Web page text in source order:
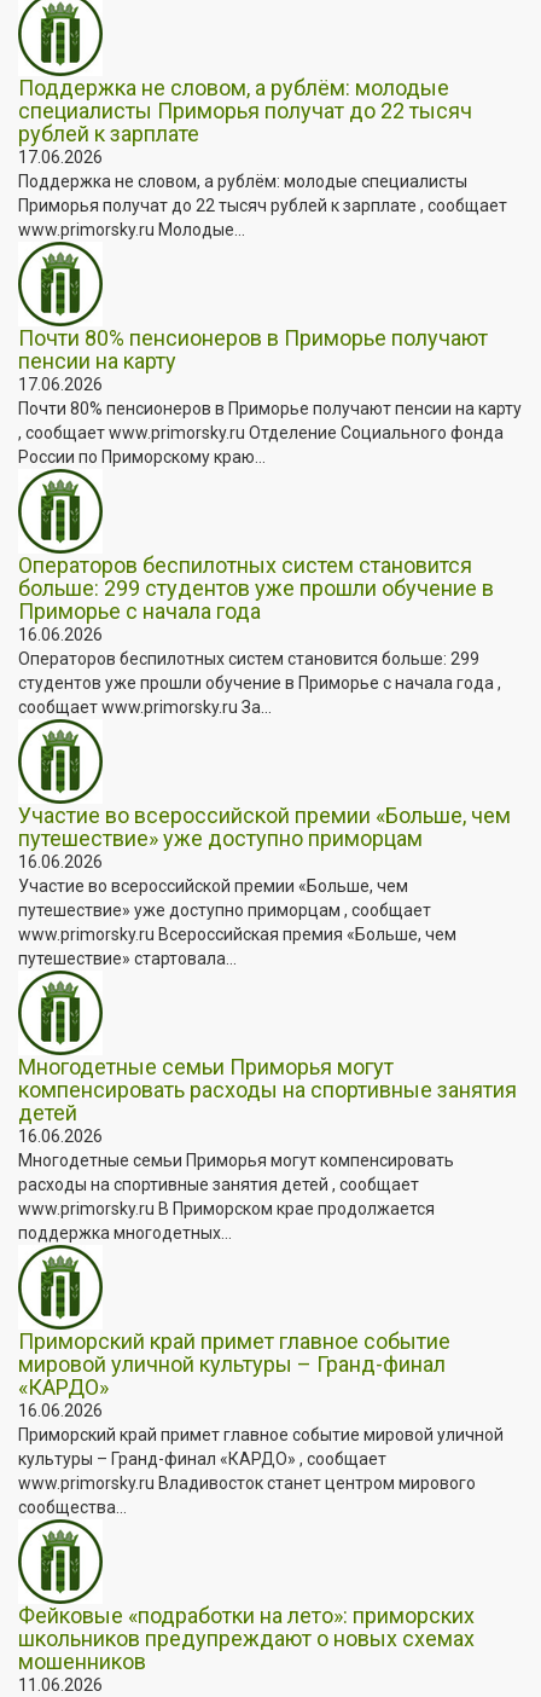
Поддержка не словом, а рублём: молодые
специалисты Приморья получат до 22 тысяч
рублей к зарплате
17.06.2026
Поддержка не словом, а рублём: молодые специалисты
Приморья получат до 22 тысяч рублей к зарплате , сообщает
www.primorsky.ru Молодые...
Почти 80% пенсионеров в Приморье получают
пенсии на карту
17.06.2026
Почти 80% пенсионеров в Приморье получают пенсии на карту
, сообщает www.primorsky.ru Отделение Социального фонда
России по Приморскому краю...
Операторов беспилотных систем становится
больше: 299 студентов уже прошли обучение в
Приморье с начала года
16.06.2026
Операторов беспилотных систем становится больше: 299
студентов уже прошли обучение в Приморье с начала года ,
сообщает www.primorsky.ru За...
Участие во всероссийской премии «Больше, чем
путешествие» уже доступно приморцам
16.06.2026
Участие во всероссийской премии «Больше, чем
путешествие» уже доступно приморцам , сообщает
www.primorsky.ru Всероссийская премия «Больше, чем
путешествие» стартовала...
Многодетные семьи Приморья могут
компенсировать расходы на спортивные занятия
детей
16.06.2026
Многодетные семьи Приморья могут компенсировать
расходы на спортивные занятия детей , сообщает
www.primorsky.ru В Приморском крае продолжается
поддержка многодетных...
Приморский край примет главное событие
мировой уличной культуры – Гранд-финал
«КАРДО»
16.06.2026
Приморский край примет главное событие мировой уличной
культуры – Гранд-финал «КАРДО» , сообщает
www.primorsky.ru Владивосток станет центром мирового
сообщества...
Фейковые «подработки на лето»: приморских
школьников предупреждают о новых схемах
мошенников
11.06.2026